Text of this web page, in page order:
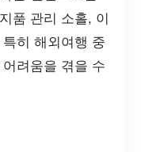
품 관리 소홀, 이
히 해외여행 중
려움을 겪을 수